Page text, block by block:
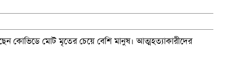
কোভিডে মোট মৃতের চেয়ে বেশি মানুষ। আত্মহত্যাকারীদের